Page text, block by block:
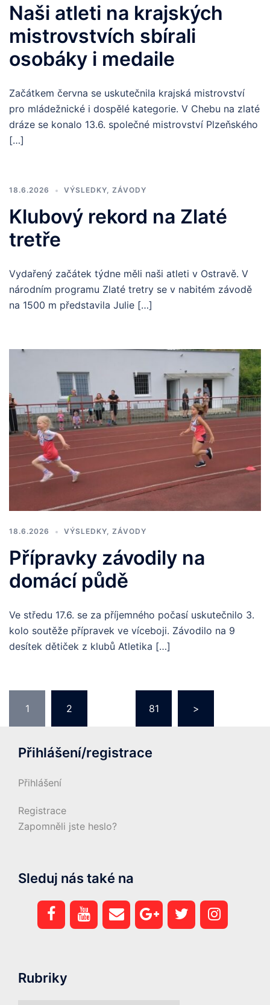
Naši atleti na krajských
mistrovstvích sbírali
osobáky i medaile
Začátkem června se uskutečnila krajská mistrovství
pro mládežnické i dospělé kategorie. V Chebu na zlaté
dráze se konalo 13.6. společné mistrovství Plzeňského
[…]
18.6.2026 VÝSLEDKY ZÁVODY
Klubový rekord na Zlaté
tretře
Vydařený začátek týdne měli naši atleti v Ostravě. V
národním programu Zlaté tretry se v nabitém závodě
na 1500 m představila Julie […]
18.6.2026 VÝSLEDKY, ZÁVODY
Přípravky závodily na
domácí půdě
Ve středu 17.6. se za příjemného počasí uskutečnilo 3.
kolo soutěže přípravek ve víceboji. Závodilo na 9
desítek dětiček z klubů Atletika […]
pro
příspěvky
1 2 81 >
Přihlášení/registrace
Přihlášení
Registrace
Zapomněli jste heslo?
Sleduj nás také na
Rubriky